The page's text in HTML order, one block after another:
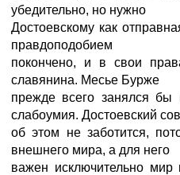
убедительно, но нужно
Достоевскому как
правдоподобием
покончено, и в свои
славянина. Месье Бурже
прежде всего занялся
слабоумия. Достоевский
об этом не заботится,
внешнего мира, а для него
важен исключительно мир